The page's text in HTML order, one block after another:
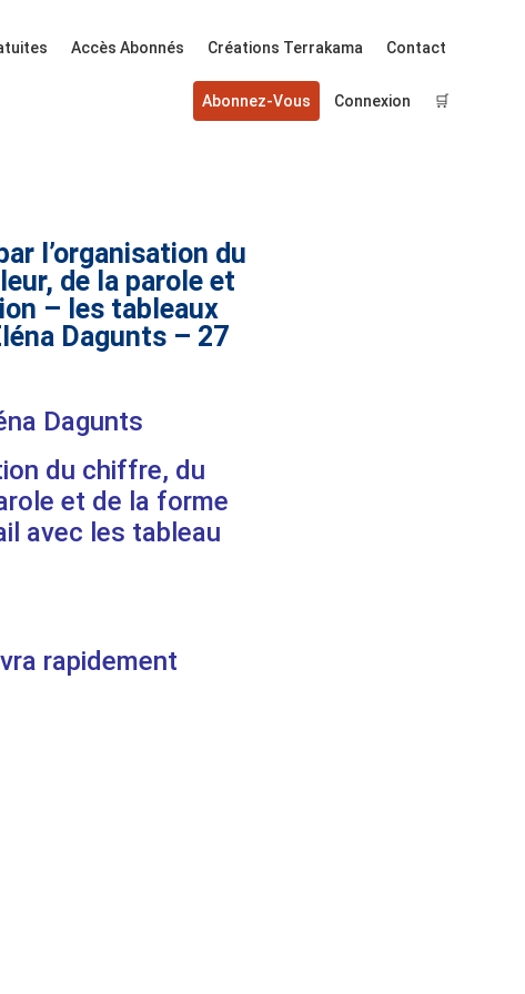
Accès Abonnés Créations Terrakama Contact
Abonnez-Vous Connexion 🛒
l’organisation du
de la parole et
– les tableaux
Dagunts – 27
Dagunts
du chiffre, du
et de la forme
avec les tableau
rapidement